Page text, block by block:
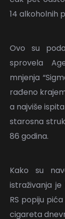
14 alkoholnih
Ovo su
sprovela
mnjenja
rađeno
a najviše
starosna
86 godina.
Kako su
istraživanja
RS popiju
cigareta